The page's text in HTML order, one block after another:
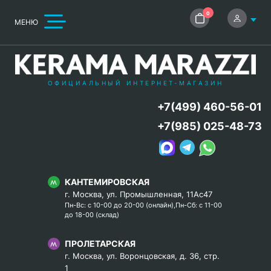
МЕНЮ
0
ОФИЦИАЛЬНЫЙ ИНТЕРНЕТ-МАГАЗИН
КАНТЕМИРОВСКАЯ
г. Москва, ул. Промышленная, 11Ас47
Пн-Вс: с 10-00 до 20-00 (онлайн),Пн-Сб: с 11-00
до 18-00 (склад)
ПРОЛЕТАРСКАЯ
г. Москва, ул. Воронцовская, д. 36, стр.
1
+7(499) 460-56-01
+7(985) 025-48-73